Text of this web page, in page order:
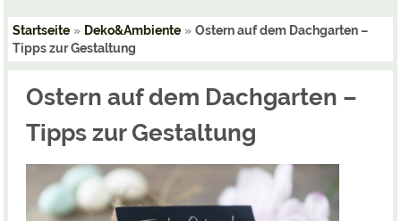
Startseite» Deko&Ambiente» Ostern auf dem Dachgarten –
Tipps zur Gestaltung
Ostern auf dem Dachgarten –
Tipps zur Gestaltung